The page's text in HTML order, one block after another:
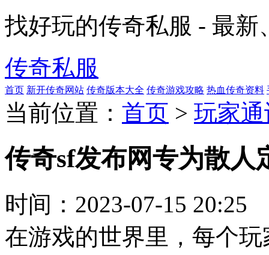
找好玩的传奇私服 - 最
传奇私服
首页 新开传奇网站 传奇版本大全 传奇游戏攻略 热血传奇资料
当前位置： 首页 > 玩家
传奇sf发布网专为散人
时间： 2023-07-15 20:25
在游戏的世界里，每个